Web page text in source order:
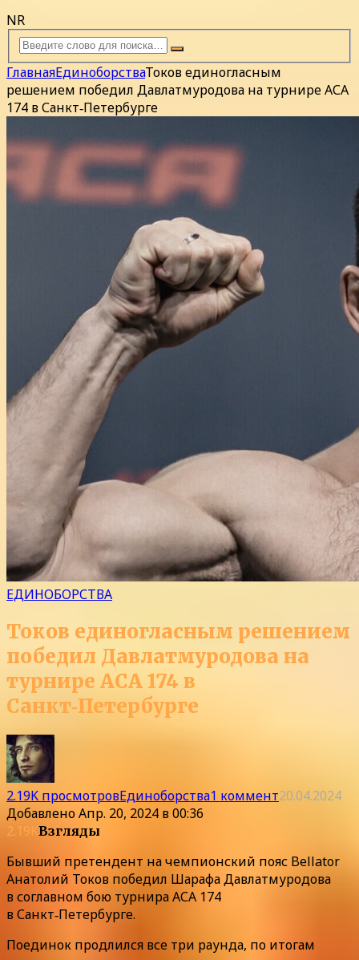
NR
ГлавнаяЕдиноборстваТоков единогласным
решением победил Давлатмуродова на турнире АСА
174 в Санкт‑Петербурге
ЕДИНОБОРСТВА
Токов единогласным решением
победил Давлатмуродова на
турнире АСА 174 в
Санкт‑Петербурге
2.19K просмотровЕдиноборства1 коммент20.04.2024
ДобавленоАпр. 20, 2024 в 00:36
2.19K Взгляды
Бывший претендент на чемпионский пояс Bellator
Анатолий Токов победил Шарафа Давлатмуродова
в соглавном бою турнира АСА 174
в Санкт‑Петербурге.
Поединок продлился все три раунда, по итогам